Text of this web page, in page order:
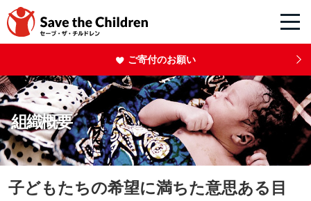
ご寄付のお願い
組織概要
子どもたちの希望に満ちた意思ある目